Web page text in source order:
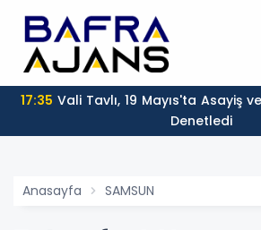
17:35
Denetledi
Anasayfa SAMSUN